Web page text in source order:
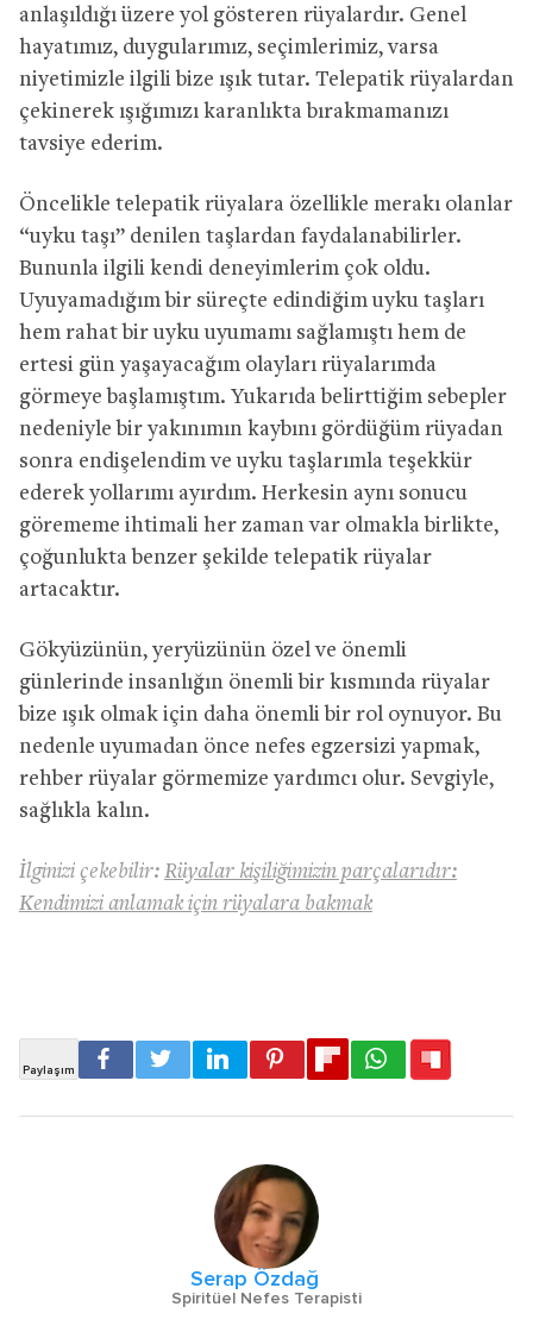
anlaşıldığı üzere yol gösteren rüyalardır. Genel
hayatımız, duygularımız, seçimlerimiz, varsa
niyetimizle ilgili bize ışık tutar. Telepatik rüyalardan
çekinerek ışığımızı karanlıkta bırakmamanızı
tavsiye ederim.
Öncelikle telepatik rüyalara özellikle merakı olanlar
“uyku taşı” denilen taşlardan faydalanabilirler.
Bununla ilgili kendi deneyimlerim çok oldu.
Uyuyamadığım bir süreçte edindiğim uyku taşları
hem rahat bir uyku uyumamı sağlamıştı hem de
ertesi gün yaşayacağım olayları rüyalarımda
görmeye başlamıştım. Yukarıda belirttiğim sebepler
nedeniyle bir yakınımın kaybını gördüğüm rüyadan
sonra endişelendim ve uyku taşlarımla teşekkür
ederek yollarımı ayırdım. Herkesin aynı sonucu
görememe ihtimali her zaman var olmakla birlikte,
çoğunlukta benzer şekilde telepatik rüyalar
artacaktır.
Gökyüzünün, yeryüzünün özel ve önemli
günlerinde insanlığın önemli bir kısmında rüyalar
bize ışık olmak için daha önemli bir rol oynuyor. Bu
nedenle uyumadan önce nefes egzersizi yapmak,
rehber rüyalar görmemize yardımcı olur. Sevgiyle,
sağlıkla kalın.
İlginizi çekebilir: Rüyalar kişiliğimizin parçalarıdır:
Kendimizi anlamak için rüyalara bakmak
Serap Özdağ
Spiritüel Nefes Terapisti